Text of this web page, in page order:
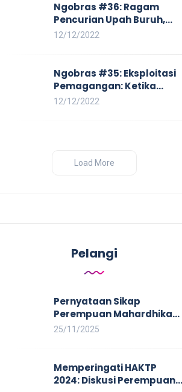
Ngobras #36: Ragam
Pencurian Upah Buruh,
Mulai Dari No Work No Pay
12/12/2022
Ngobras #35: Eksploitasi
Pemagangan: Ketika
Instituasi Pendidikan
12/12/2022
Load More
Pelangi
Pernyataan Sikap
Perempuan Mahardhika
pada Aksi Nasional 16
Tidak Akan Terwujud
dalam Rezim Anti
25/11/2025
Memperingati HAKTP
2024: Diskusi Perempuan